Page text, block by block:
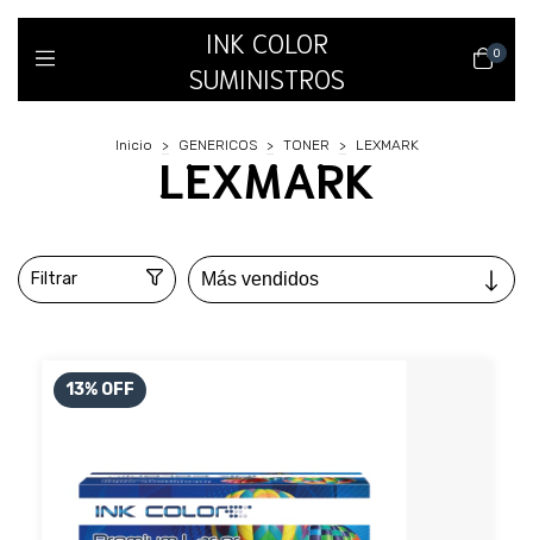
INK COLOR
SUMINISTROS
0
Inicio > GENERICOS > TONER > LEXMARK
LEXMARK
Filtrar
13% OFF